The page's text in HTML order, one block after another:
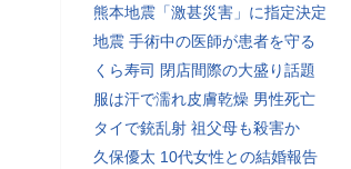
熊本地震「激甚災害」に指定決定
地震 手術中の医師が患者を守る
くら寿司 閉店間際の大盛り話題
服は汗で濡れ皮膚乾燥 男性死亡
タイで銃乱射 祖父母も殺害か
久保優太 10代女性との結婚報告